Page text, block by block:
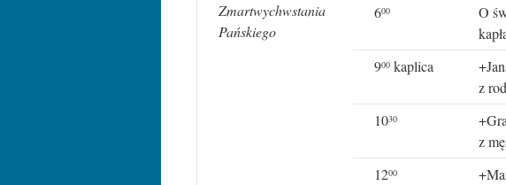
Zmartwychwstania
Pańskiego
600
O
900 kaplica
z
1030
z
1200